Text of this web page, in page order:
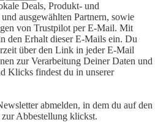
Deals, Produkt- und
ausgewählten Partnern, sowie
von Trustpilot per E-Mail. Mit
den Erhalt dieser E-Mails ein. Du
über den Link in jeder E-Mail
zur Verarbeitung Deiner Daten und
Klicks findest du in unserer
abmelden, in dem du auf den
Abbestellung klickst.